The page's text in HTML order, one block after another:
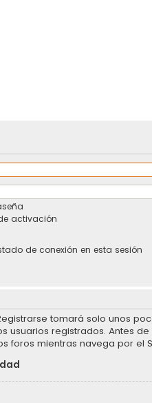
activación
de conexión en esta sesión
tomará solo unos
usuarios registrados. Antes
foros mientras navega por el